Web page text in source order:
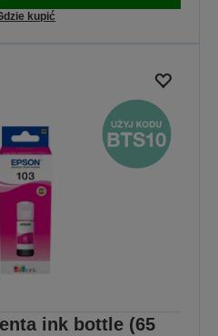
kupić
ink bottle (65